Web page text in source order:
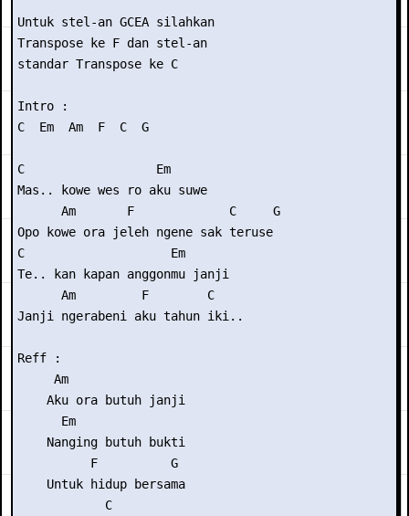
Untuk stel-an GCEA silahkan
Transpose ke F dan stel-an
standar Transpose ke C
Intro :
C  Em  Am  F  C  G
C                  Em
Mas.. kowe wes ro aku suwe
      Am       F             C     G
Opo kowe ora jeleh ngene sak teruse
C                    Em
Te.. kan kapan anggonmu janji
      Am         F        C
Janji ngerabeni aku tahun iki..
Reff :
     Am
    Aku ora butuh janji
      Em
    Nanging butuh bukti
          F          G
    Untuk hidup bersama
            C